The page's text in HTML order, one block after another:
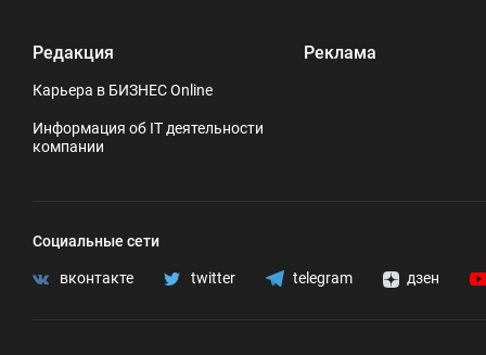
Редакция
Карьера в БИЗНЕС Online
Информация об IT деятельности
компании
Реклама
Социальные сети
вконтакте twitter telegram дзен